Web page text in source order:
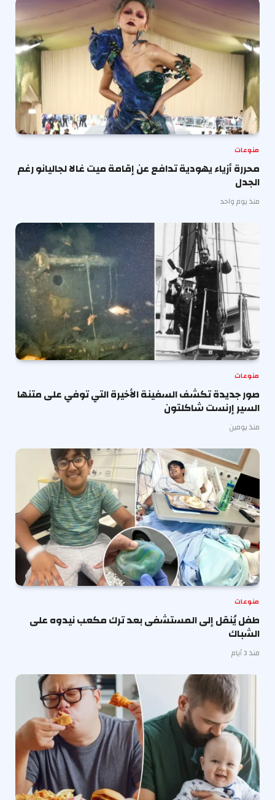
منوعات
محررة أزياء يهودية تدافع عن إقامة ميت غالا لجاليانو رغم
الجدل
منذ يوم واحد
منوعات
صور جديدة تكشف السفينة الأخيرة التي توفي على متنها
السير إرنست شاكلتون
منذ يومين
منوعات
طفل يُنقل إلى المستشفى بعد ترك مكعب نيدوه على
الشباك
منذ 3 أيام